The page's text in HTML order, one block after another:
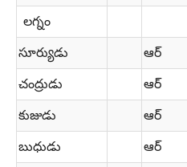
లగ్నం
సూర్యుడు ఆర్
చంద్రుడు ఆర్
కుజుడు ఆర్
బుధుడు ఆర్